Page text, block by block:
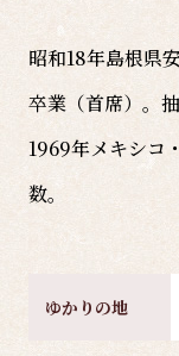
昭和18年島根県
卒業（首席）。
1969年メキシコ
数。
ゆかりの地